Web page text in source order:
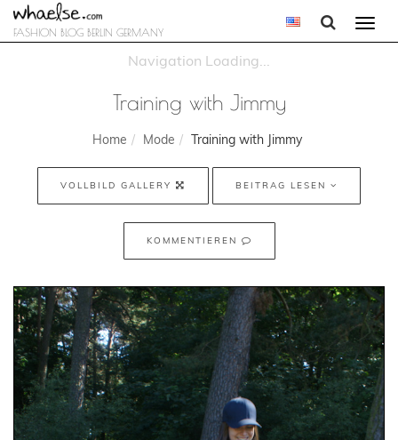
FASHION BLOG BERLIN GERMANY
Training with Jimmy
Home Mode Training with Jimmy
VOLLBILD GALLERY BEITRAG LESEN
KOMMENTIEREN